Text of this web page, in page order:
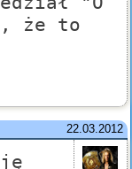
że to
22.03.2012